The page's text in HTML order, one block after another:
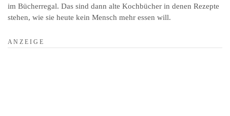
im Bücherregal. Das sind dann alte Kochbücher in denen Rezepte
stehen, wie sie heute kein Mensch mehr essen will.
A N Z E I G E